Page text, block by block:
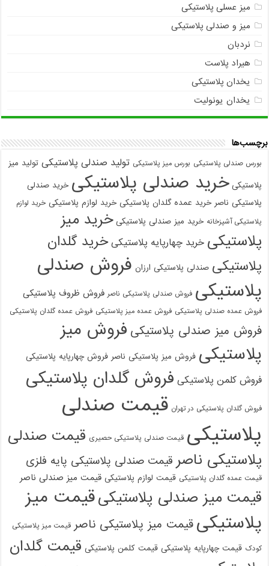
میز عسلی پلاستیکی
میز و صندلی پلاستیکی
نردبان
هیراد پلاست
یخدان پلاستیکی
یخدان یونولیت
برچسب‌ها
بورس صندلی پلاستیکی بورس میز پلاستیکی تولید صندلی پلاستیکی تولید میز
پلاستیکی خرید صندلی پلاستیکی خرید صندلی
پلاستیکی ناصر خرید عمده گلدان پلاستیکی خرید لوازم پلاستیکی خرید لوازم
پلاستیکی آشپزخانه خرید میز صندلی پلاستیکی خرید میز
پلاستیکی خرید چهارپایه پلاستیکی خرید گلدان
پلاستیکی صندلی پلاستیکی ارزان فروش صندلی
پلاستیکی فروش صندلی پلاستیکی ناصر فروش ظروف پلاستیکی
فروش عمده صندلی پلاستیکی فروش عمده میز پلاستیکی فروش عمده گلدان پلاستیکی
فروش میز صندلی پلاستیکی فروش میز
پلاستیکی فروش میز پلاستیکی ناصر فروش چهارپایه پلاستیکی
فروش کلمن پلاستیکی فروش گلدان پلاستیکی
فروش گلدان پلاستیکی در تهران قیمت صندلی
پلاستیکی قیمت صندلی پلاستیکی حصیری قیمت صندلی
پلاستیکی ناصر قیمت صندلی پلاستیکی پایه فلزی
قیمت عمده گلدان پلاستیکی قیمت لوازم پلاستیکی قیمت میز صندلی ناصر
قیمت میز صندلی پلاستیکیقیمت میز
پلاستیکی قیمت میز پلاستیکی ناصر قیمت میز پلاستیکی
کودک قیمت چهارپایه پلاستیکی قیمت کلمن پلاستیکی قیمت گلدان